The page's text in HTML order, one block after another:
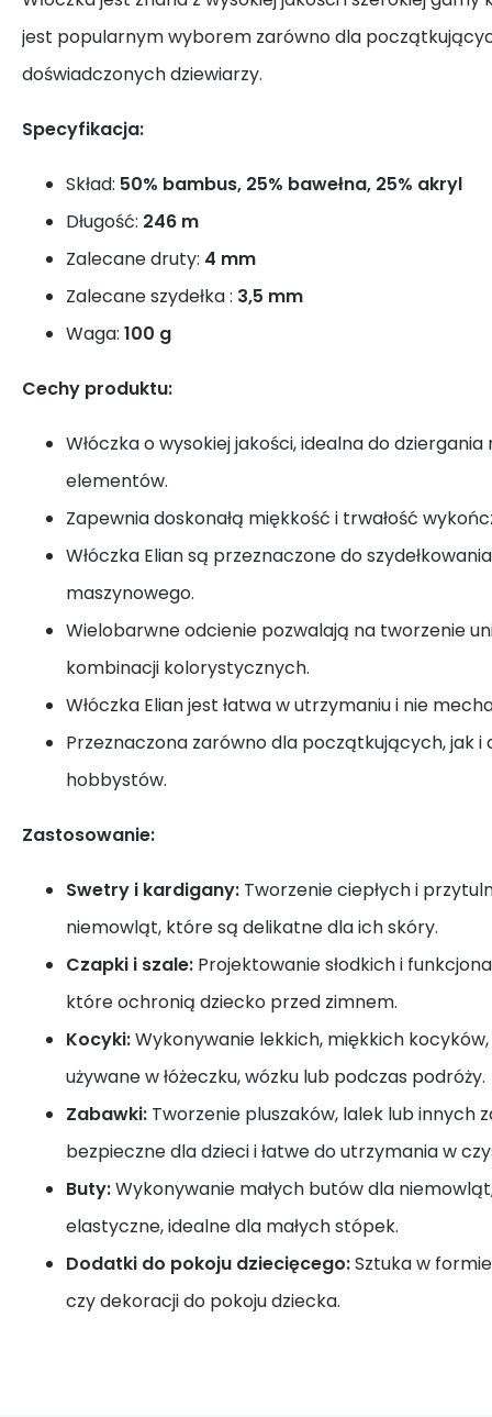
jest popularnym wyborem zarówno dla
doświadczonych dziewiarzy.
Specyfikacja:
Skład: 50% bambus, 25% bawełna, 25% akryl
Długość: 246 m
Zalecane druty: 4 mm
Zalecane szydełka : 3,5 mm
Waga: 100 g
Cechy produktu:
Włóczka o wysokiej jakości, idealna do
elementów.
Zapewnia doskonałą miękkość i trwałość
Włóczka Elian są przeznaczone do
maszynowego.
Wielobarwne odcienie pozwalają na tworzenie
kombinacji kolorystycznych.
Włóczka Elian jest łatwa w utrzymaniu i nie
Przeznaczona zarówno dla początkujących, jak i
hobbystów.
Zastosowanie:
Swetry i kardigany: Tworzenie ciepłych i
niemowląt, które są delikatne dla ich skóry.
Czapki i szale: Projektowanie słodkich i
które ochronią dziecko przed zimnem.
Kocyki:Wykonywanie lekkich, miękkich
używane w łóżeczku, wózku lub podczas podróży.
Zabawki: Tworzenie pluszaków, lalek lub innych
bezpieczne dla dzieci i łatwe do utrzymania w
Buty:Wykonywanie małych butów dla
elastyczne, idealne dla małych stópek.
Dodatki do pokoju dziecięcego:Sztuka w
czy dekoracji do pokoju dziecka.